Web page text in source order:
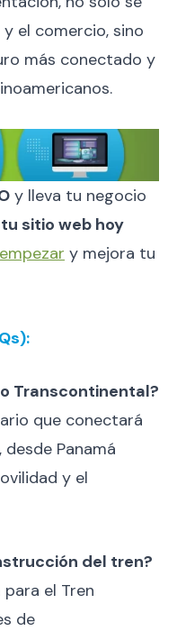
el comercio, sino
más conectado y
y lleva tu negocio
tu sitio web hoy
y mejora tu
Transcontinental?
que conectará
desde Panamá
y el
del tren?
el Tren
de